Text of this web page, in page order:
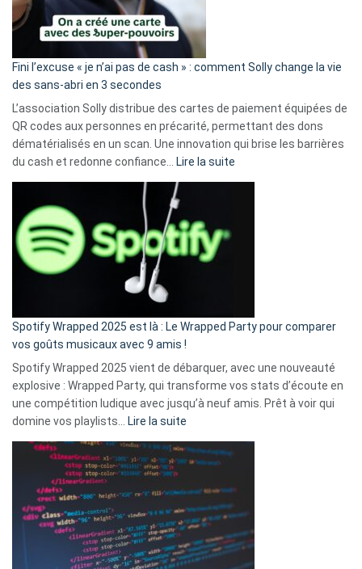
Fini l’excuse « je n’ai pas de cash » : comment Solly change la vie
des sans-abri en 3 secondes
L’association Solly distribue des cartes de paiement équipées de
QR codes aux personnes en précarité, permettant des dons
dématérialisés en un scan. Une innovation qui brise les barrières
du cash et redonne confiance…
Lire la suite
»
Solly
change
la
des
3
secondes
Spotify Wrapped 2025 est là : Le Wrapped Party pour comparer
vos goûts musicaux avec 9 amis !
Spotify Wrapped 2025 vient de débarquer, avec une nouveauté
explosive : Wrapped Party, qui transforme vos stats d’écoute en
une compétition ludique avec jusqu’à neuf amis. Prêt à voir qui
domine vos playlists…
Lire la suite
Wrapped
est
là
:
Le
Wrapped